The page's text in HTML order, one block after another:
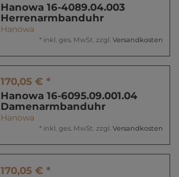
Hanowa 16-4089.04.003
Herrenarmbanduhr
Hanowa
* inkl. ges. MwSt. zzgl. Versandkosten
170,05 € *
Hanowa 16-6095.09.001.04
Damenarmbanduhr
Hanowa
* inkl. ges. MwSt. zzgl. Versandkosten
170,05 € *